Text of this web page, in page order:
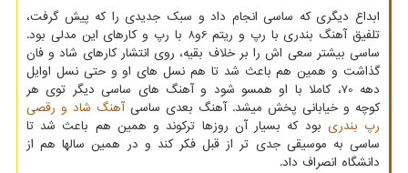
ابداع دیگری که ساسی انجام داد و سبک جدیدی را که پیش گرفت،
تلفیق آهنگ بندری با رپ و ریتم 6و8 با رپ و کارهای این مدلی بود.
ساسی بیشتر سعی اش را بر خلاف بقیه، روی انتشار کارهای شاد و فان
گذاشت و همین هم باعث شد تا هم نسل های او و حتی نسل اوایل
دهه 70، کاملا با او همسو شود و آهنگ های ساسی دیگر توی هر
کوچه و خیابانی پخش میشد. آهنگ بعدی ساسی آهنگ شاد و رقصی
رپ بندری بود که بسیار آن روزها ترکوند و همین هم باعث شد تا
ساسی به موسیقی جدی تر از قبل فکر کند و در همین سالها هم از
دانشگاه انصراف داد.